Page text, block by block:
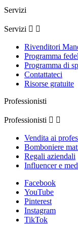
Servizi
Servizi  
Rivenditori
Programma
Programma di
Contattateci
Risorse gratuite
Professionisti
Professionisti  
Vendita ai
Bomboniere
Regali aziendali
Influencer e
Facebook
YouTube
Pinterest
Instagram
TikTok